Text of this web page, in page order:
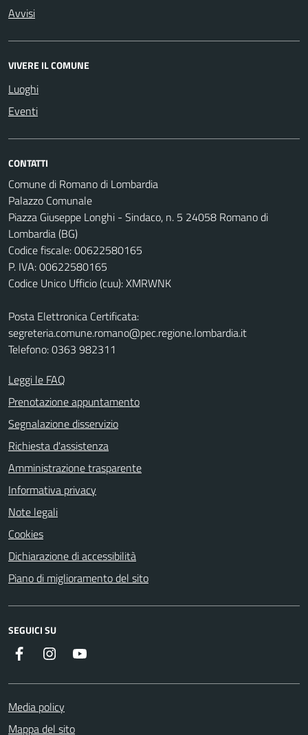
Avvisi
VIVERE IL COMUNE
Luoghi
Eventi
CONTATTI
Comune di Romano di Lombardia
Palazzo Comunale
Piazza Giuseppe Longhi - Sindaco, n. 5 24058 Romano di
Lombardia (BG)
Codice fiscale: 00622580165
P. IVA: 00622580165
Codice Unico Ufficio (cuu): XMRWNK
Posta Elettronica Certificata:
segreteria.comune.romano@pec.regione.lombardia.it
Telefono: 0363 982311
Leggi le FAQ
Prenotazione appuntamento
Segnalazione disservizio
Richiesta d'assistenza
Amministrazione trasparente
Informativa privacy
Note legali
Cookies
Dichiarazione di accessibilità
Piano di miglioramento del sito
SEGUICI SU
Facebook Instagram
Media policy
Mappa del sito